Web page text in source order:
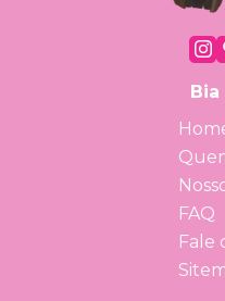
FAQ
Fale